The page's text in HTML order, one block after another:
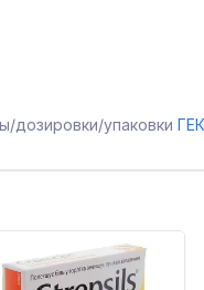
дозировки/упаковки